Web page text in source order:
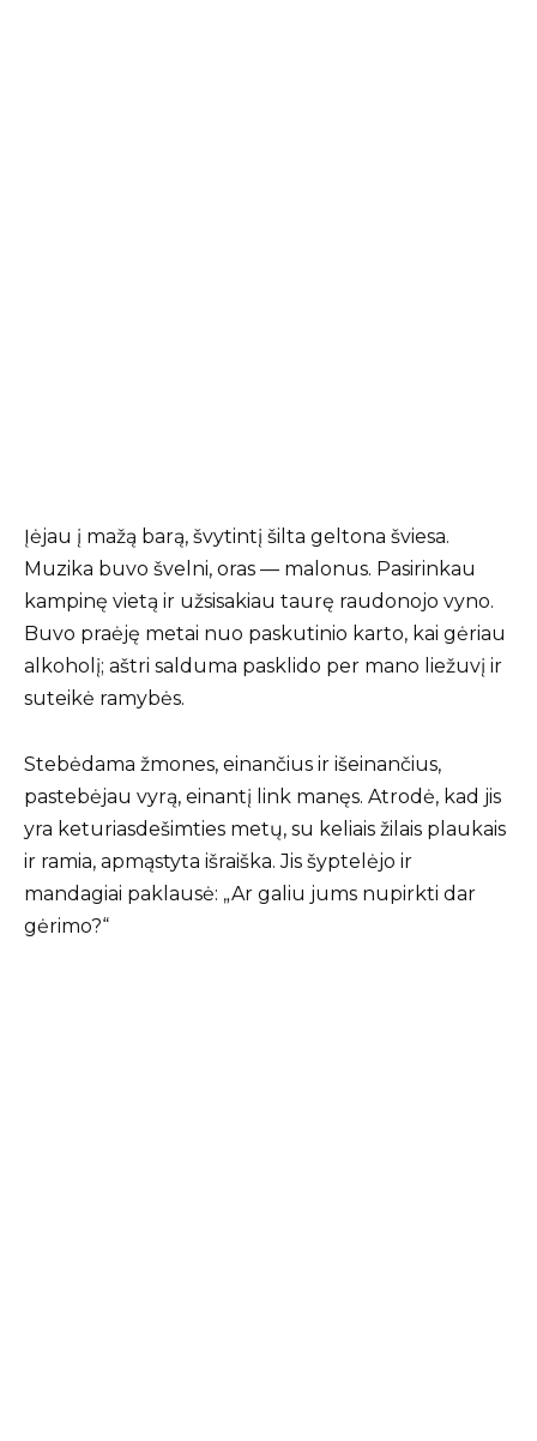
Įėjau į mažą barą, švytintį šilta geltona šviesa.
Muzika buvo švelni, oras — malonus. Pasirinkau
kampinę vietą ir užsisakiau taurę raudonojo vyno.
Buvo praėję metai nuo paskutinio karto, kai gėriau
alkoholį; aštri salduma pasklido per mano liežuvį ir
suteikė ramybės.
Stebėdama žmones, einančius ir išeinančius,
pastebėjau vyrą, einantį link manęs. Atrodė, kad jis
yra keturiasdešimties metų, su keliais žilais plaukais
ir ramia, apmąstyta išraiška. Jis šyptelėjo ir
mandagiai paklausė: „Ar galiu jums nupirkti dar
gėrimo?“